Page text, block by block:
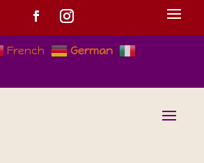
French
German